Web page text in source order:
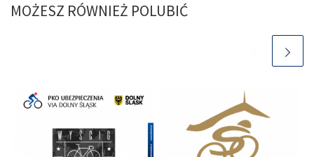
MOŻESZ RÓWNIEŻ POLUBIĆ